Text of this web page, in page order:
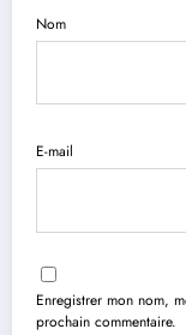
Nom
E-mail
Enregistrer mon nom,
prochain commentaire.